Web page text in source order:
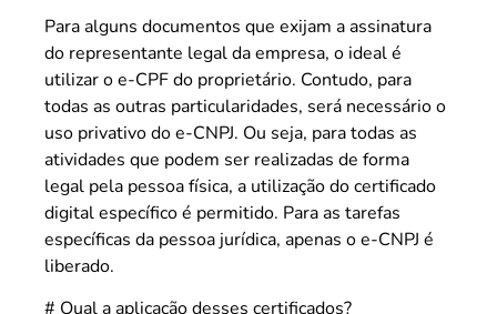
Para alguns documentos que exijam a assinatura
do representante legal da empresa, o ideal é
utilizar o e-CPF do proprietário. Contudo, para
todas as outras particularidades, será necessário o
uso privativo do e-CNPJ. Ou seja, para todas as
atividades que podem ser realizadas de forma
legal pela pessoa física, a utilização do certificado
digital específico é permitido. Para as tarefas
específicas da pessoa jurídica, apenas o e-CNPJ é
liberado.
# Qual a aplicação desses certificados?